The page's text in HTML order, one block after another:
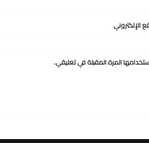
الإلكتروني
المرة المقبلة في تعليقي.